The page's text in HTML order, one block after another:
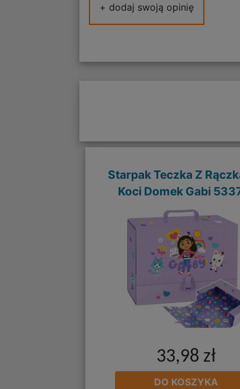
+ dodaj swoją opinię
Starpak Teczka Z
Koci Domek Gabi
33,98 zł
DO KOSZYKA